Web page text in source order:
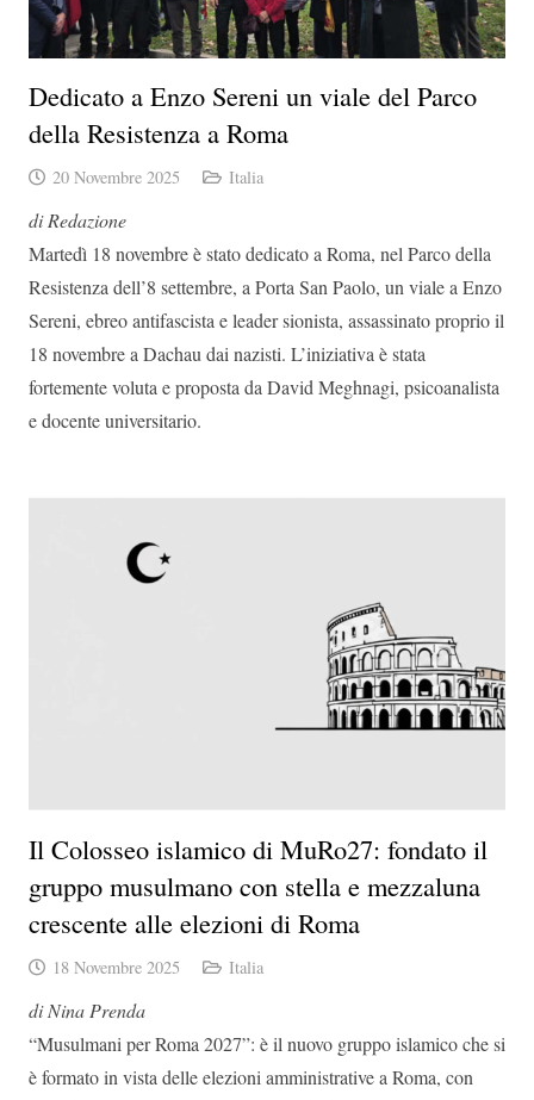
Dedicato a Enzo Sereni un viale del Parco
della Resistenza a Roma
20 Novembre 2025 Italia
di Redazione
Martedì 18 novembre è stato dedicato a Roma, nel Parco della
Resistenza dell’8 settembre, a Porta San Paolo, un viale a Enzo
Sereni, ebreo antifascista e leader sionista, assassinato proprio il
18 novembre a Dachau dai nazisti. L’iniziativa è stata
fortemente voluta e proposta da David Meghnagi, psicoanalista
e docente universitario.
Il Colosseo islamico di MuRo27: fondato il
gruppo musulmano con stella e mezzaluna
crescente alle elezioni di Roma
18 Novembre 2025 Italia
di Nina Prenda
“Musulmani per Roma 2027”: è il nuovo gruppo islamico che si
è formato in vista delle elezioni amministrative a Roma, con